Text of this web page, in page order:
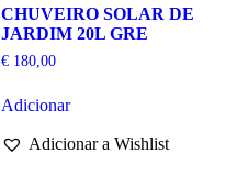
CHUVEIRO SOLAR DE
JARDIM 20L GRE
€180,00
Adicionar
Adicionar a Wishlist